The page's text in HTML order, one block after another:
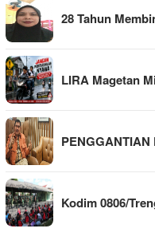
28 Tahun
LIRA Magetan
Kodim 0806/